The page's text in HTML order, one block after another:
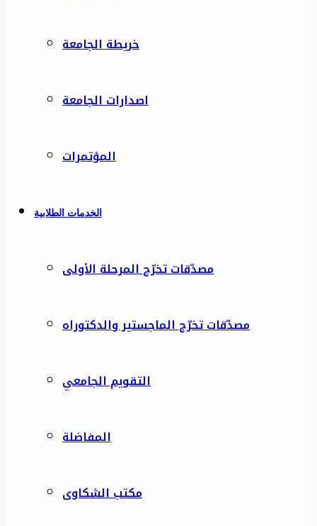
خريطة الجامعة
اصدارات الجامعة
المؤتمرات
الخدمات الطلابية
مصدّقات تخرّج المرحلة الأولى
مصدّقات تخرّج الماجستير والدكتوراه
التقويم الجامعي
المفاضلة
مكتب الشكاوى